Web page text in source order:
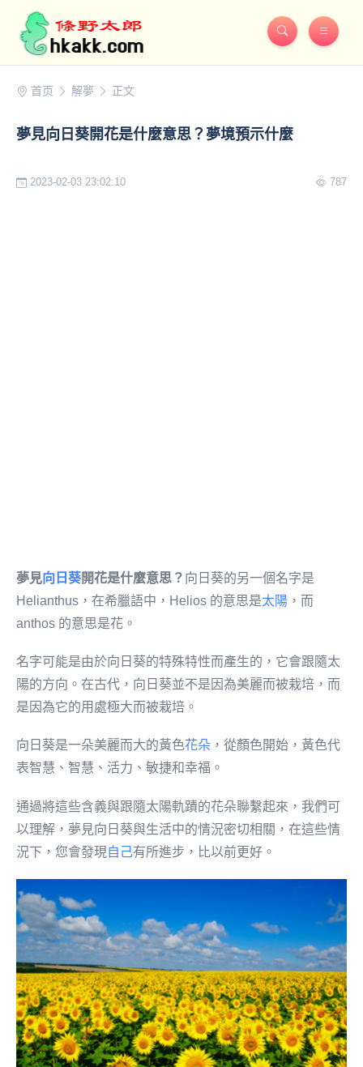
首页 解夢 正文
夢見向日葵開花是什麼意思？夢境預示什麼
2023-02-03 23:02:10 787
夢見向日葵開花是什麼意思？ 向日葵的另一個名字是
Helianthus，在希臘語中，Helios 的意思是太陽 ，而
anthos 的意思是花。
名字可能是由於向日葵的特殊特性而產生的，它會跟隨太
陽的方向。在古代，向日葵並不是因為美麗而被栽培，而
是因為它的用處極大而被栽培。
向日葵是一朵美麗而大的黃色花朵 ，從顏色開始，黃色代
表智慧、智慧、活力、敏捷和幸福。
通過將這些含義與跟隨太陽軌蹟的花朵聯繫起來，我們可
以理解，夢見向日葵與生活中的情況密切相關，在這些情
況下，您會發現自己有所進步，比以前更好。